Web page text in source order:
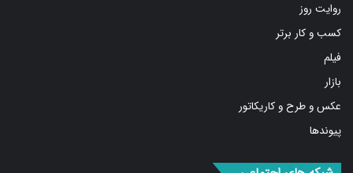
کسب و کار برتر
فیلم
بازار
عکس و طرح و کاریکاتور
پیوندها